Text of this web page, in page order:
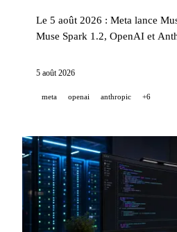
Le 5 août 2026 : Meta lance
Muse Spark 1.2, OpenAI et
évaluations menées par le UK
version 1.14.
5 août 2026
meta openai anthropic +6